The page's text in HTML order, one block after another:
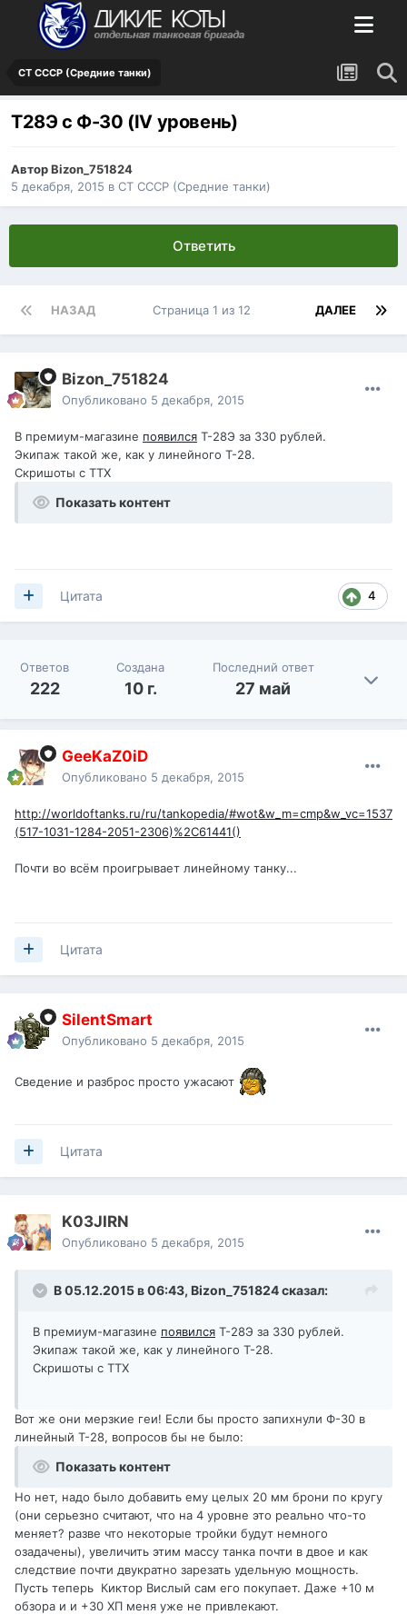
СТ СССР (Средние танки)
Т28Э с Ф-30 (IV уровень)
АвторBizon_751824
5 декабря, 2015 в СТ СССР (Средние танки)
Ответить
НАЗАД ДАЛЕЕ
Страница 1 из 12
Bizon_751824
Опубликовано 5 декабря, 2015
В премиум-магазине появился Т-28Э за 330 рублей.
Экипаж такой же, как у линейного Т-28.
Скришоты с ТТХ
Показать контент
4
Цитата
Ответов
222
Создана
10 г.
Последний ответ
27 май
GeeKaZ0iD
Опубликовано 5 декабря, 2015
http://worldoftanks.ru/ru/tankopedia/#wot&w_m=cmp&w_vc=1537
(517-1031-1284-2051-2306)%2C61441()
Почти во всём проигрывает линейному танку...
Цитата
SilentSmart
Опубликовано 5 декабря, 2015
Сведение и разброс просто ужасают
Цитата
K03JIRN
Опубликовано 5 декабря, 2015
В 05.12.2015 в 06:43, Bizon_751824сказал:
В премиум-магазине появился Т-28Э за 330 рублей.
Экипаж такой же, как у линейного Т-28.
Скришоты с ТТХ
Вот же они мерзкие геи! Если бы просто запихнули Ф-30 в
линейный Т-28, вопросов бы не было:
Показать контент
Но нет, надо было добавить ему целых 20 мм брони по кругу
(они серьезно считают, что на 4 уровне это реально что-то
меняет? разве что некоторые тройки будут немного
озадачены), увеличить этим массу танка почти в двое и как
следствие почти двукратно зарезать удельную мощность.
Пусть теперь Киктор Вислый сам его покупает. Даже +10 м
обзора и и +30 ХП меня уже не привлекают.